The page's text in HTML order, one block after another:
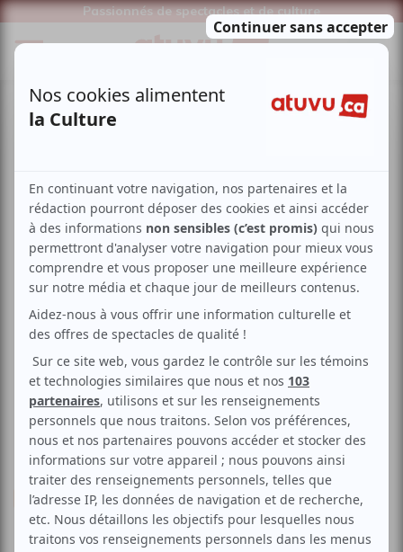
Passionnés de spectacles et de culture
Danse Classique Contemporaine
Faune | Jocelyne Montpetit